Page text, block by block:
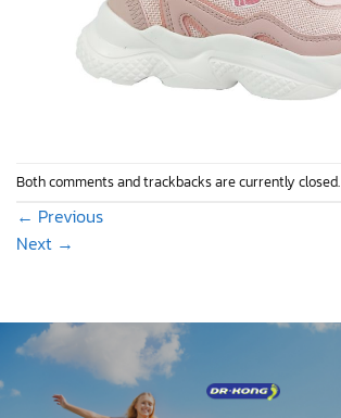
Both comments and trackbacks are currently closed.
← Previous
Next →